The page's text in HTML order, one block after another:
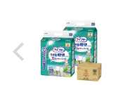
Previous